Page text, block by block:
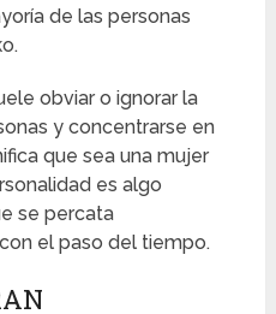
de las personas
obviar o ignorar la
y concentrarse en
que sea una mujer
es algo
se percata
el paso del tiempo.